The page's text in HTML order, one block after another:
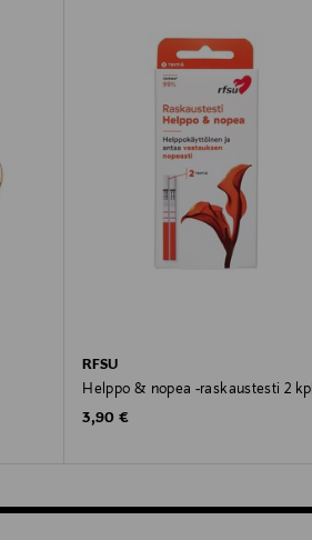
RFSU
Helppo & nopea -raskaustesti 2 kpl
Original Price
3,90 €